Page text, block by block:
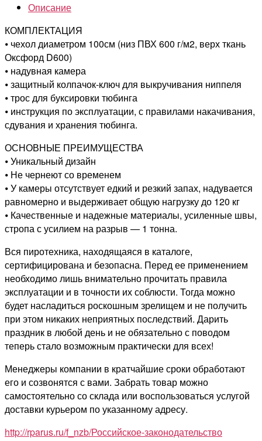
Описание
КОМПЛЕКТАЦИЯ
⦁ чехол диаметром 100см (низ ПВХ 600 г/м2, верх ткань
Оксфорд D600)
⦁ надувная камера
⦁ защитный колпачок-ключ для выкручивания ниппеля
⦁ трос для буксировки тюбинга
⦁ инструкция по эксплуатации, с правилами накачивания,
сдувания и хранения тюбинга.
ОСНОВНЫЕ ПРЕИМУЩЕСТВА
⦁ Уникальный дизайн
⦁ Не чернеют со временем
⦁ У камеры отсутствует едкий и резкий запах, надувается
равномерно и выдерживает общую нагрузку до 120 кг
⦁ Качественные и надежные материалы, усиленные швы,
стропа с усилием на разрыв — 1 тонна.
Вся пиротехника, находящаяся в каталоге,
сертифицирована и безопасна. Перед ее применением
необходимо лишь внимательно прочитать правила
эксплуатации и в точности их соблюсти. Тогда можно
будет насладиться роскошным зрелищем и не получить
при этом никаких неприятных последствий. Дарить
праздник в любой день и не обязательно с поводом
теперь стало возможным практически для всех!
Менеджеры компании в кратчайшие сроки обработают
его и созвонятся с вами. Забрать товар можно
самостоятельно со склада или воспользоваться услугой
доставки курьером по указанному адресу.
http://rparus.ru/f_nzb/Российское-законодательство